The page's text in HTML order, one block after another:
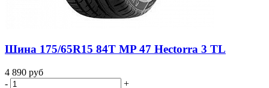
Шина 175/65R15 84T MP 47 Hectorra 3 TL
4 890 руб
-
+